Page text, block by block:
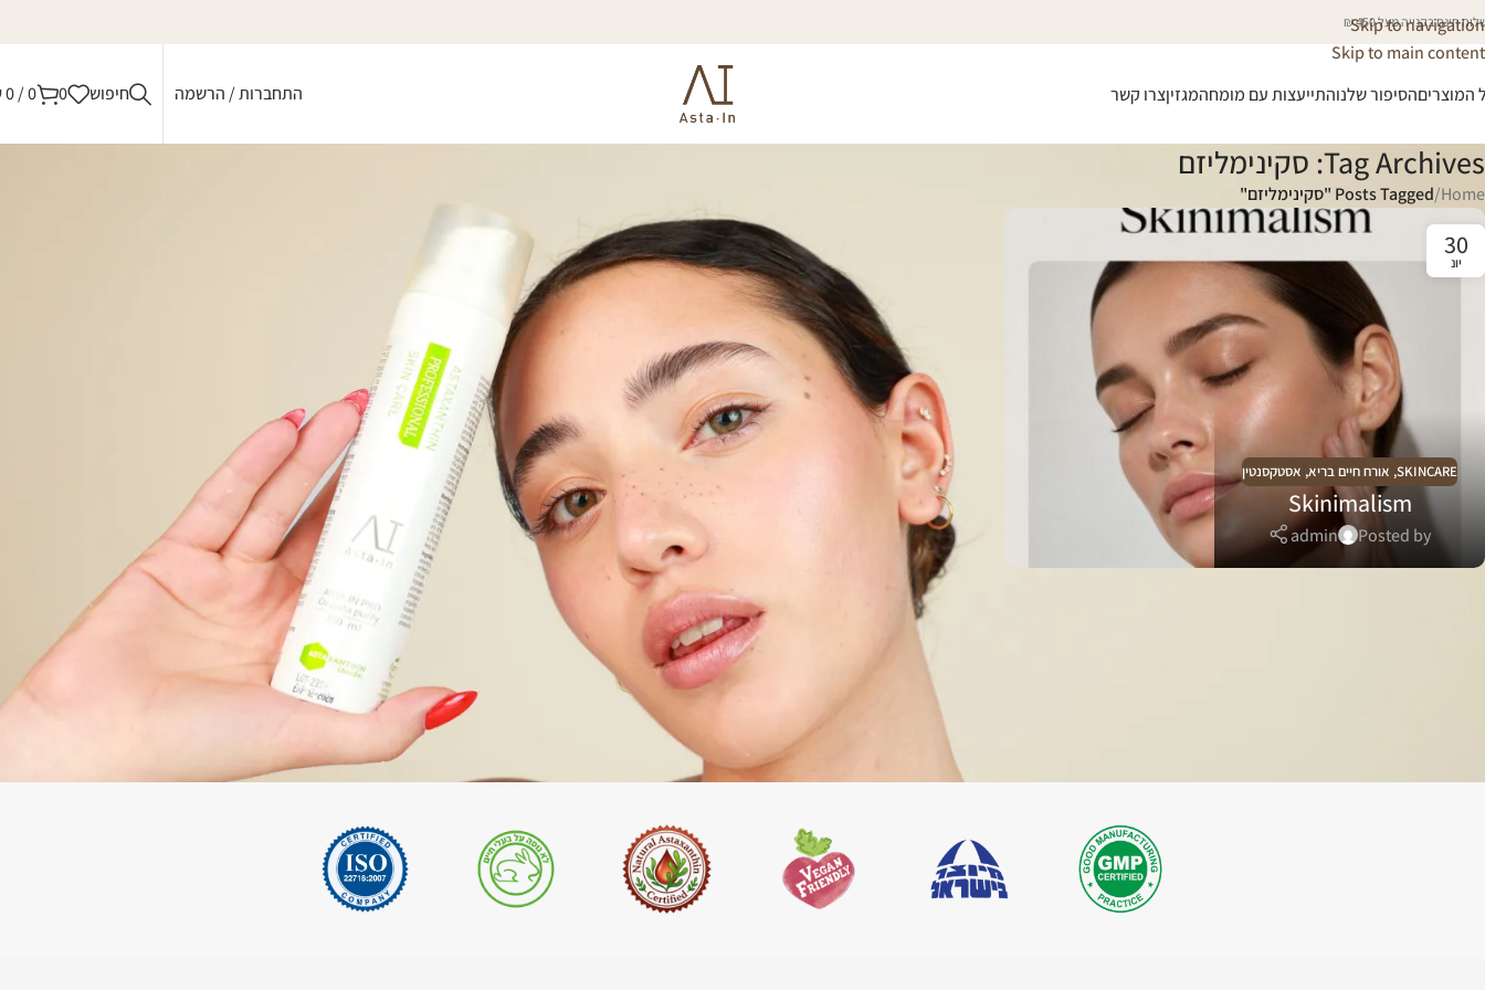
Skip to navigation
Skip to main content
חינם בקנייה מעל 450 ₪
המוצריםהסיפור שלנוהתייעצות עם מומחהמגזיןצרו קשר התחברות / הרשמה חיפוש 0
0
/
0
Tag Archives: סקינימליזם
Home
/Posts Tagged "סקינימליזם"
30
יונ
SKINCARE
, אורח חיים בריא, אסטקסנטין
Skinimalism
Posted by
admin